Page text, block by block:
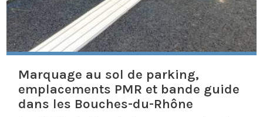
Marquage au sol de parking,
emplacements PMR et bande guide
dans les Bouches-du-Rhône